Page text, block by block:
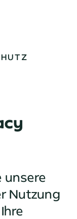
unsere
Nutzung